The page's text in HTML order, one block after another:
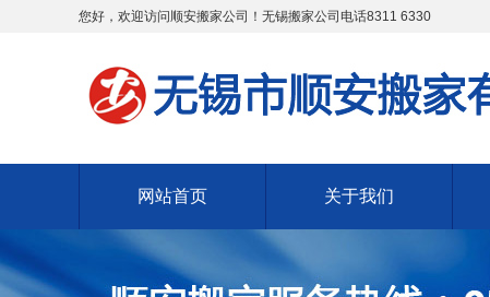
您好，欢迎访问顺安搬家公司！无锡搬家公司电话8311 6330
网站首页 关于我们